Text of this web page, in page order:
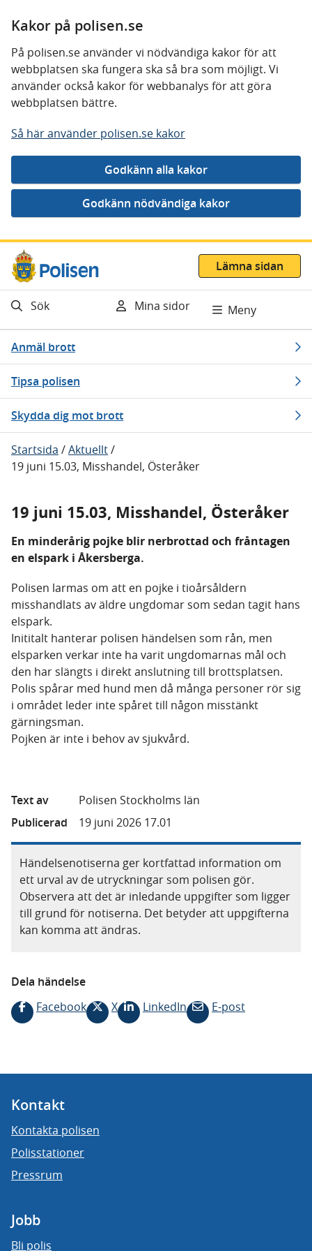
Kakor på polisen.se
På polisen.se använder vi nödvändiga kakor för att
webbplatsen ska fungera ska så bra som möjligt. Vi
använder också kakor för webbanalys för att göra
webbplatsen bättre.
Så här använder polisen.se kakor
Gå direkt till innehåll
Lämna sidan
Sök Mina sidor Meny
Anmäl brott
Tipsa polisen
Skydda dig mot brott
Startsida /Aktuellt/
19 juni 15.03, Misshandel, Österåker
19 juni 15.03, Misshandel, Österåker
En minderårig pojke blir nerbrottad och fråntagen
en elspark i Åkersberga.
Polisen larmas om att en pojke i tioårsåldern
misshandlats av äldre ungdomar som sedan tagit hans
elspark.
Inititalt hanterar polisen händelsen som rån, men
elsparken verkar inte ha varit ungdomarnas mål och
den har slängts i direkt anslutning till brottsplatsen.
Polis spårar med hund men då många personer rör sig
i området leder inte spåret till någon misstänkt
gärningsman.
Pojken är inte i behov av sjukvård.
Text av
Polisen Stockholms län
Publicerad
19 juni 2026 17.01
Händelsenotiserna ger kortfattad information om
ett urval av de utryckningar som polisen gör.
Observera att det är inledande uppgifter som ligger
till grund för notiserna. Det betyder att uppgifterna
kan komma att ändras.
Dela händelse
Facebook
X LinkedIn E-post
Kontakt
Kontakta polisen
Polisstationer
Pressrum
Jobb
Bli polis